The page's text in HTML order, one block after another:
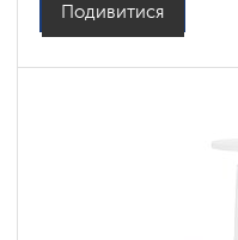
Подивитися